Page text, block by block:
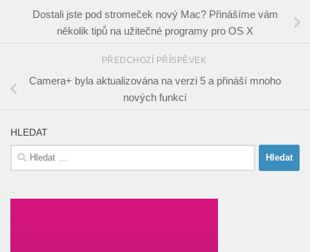
Dostali jste pod stromeček nový Mac? Přinášíme vám
několik tipů na užitečné programy pro OS X
PŘEDCHOZÍ PŘÍSPĚVEK
Camera+ byla aktualizována na verzi 5 a přináší mnoho
nových funkcí
HLEDAT
Vyhledávání